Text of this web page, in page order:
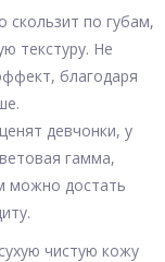
скользит по губам,
текстуру. Не
благодаря
девчонки, у
гамма,
можно достать
чистую кожу